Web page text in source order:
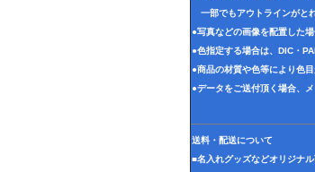
一部でもアウトラインがと
●写真などの画像を配置した
●色指定する場合は、DIC・
●商品の材質や色等により色
●データをご送付頂く場合、
送料・配送について
■名入れグッズなどオリジナ